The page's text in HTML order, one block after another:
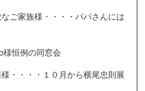
ご家族様・・・・パパさんには
恒例の同窓会
・・・・１０月から横尾忠則展